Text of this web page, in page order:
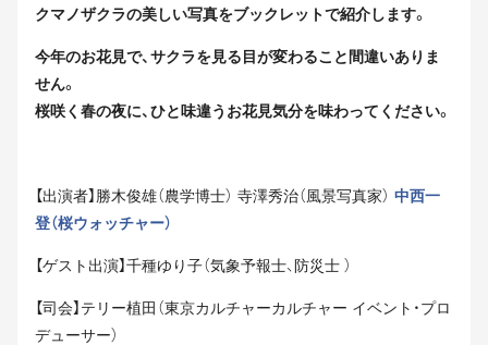
クマノザクラの美しい写真をブックレットで紹介します。
今年のお花見で、サクラを見る目が変わること間違いありま
せん。
桜咲く春の夜に、ひと味違うお花見気分を味わってください。
【出演者】勝木俊雄（農学博士） 寺澤秀治（風景写真家） 中西一
登（桜ウォッチャー）
【ゲスト出演】千種ゆり子（気象予報士、防災士 ）
【司会】テリー植田（東京カルチャーカルチャー イベント・プロ
デューサー）